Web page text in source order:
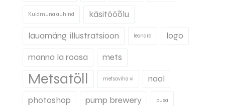
Kuldmuna auhind käsitööõlu
lauamäng. illustratsioon leonard logo
manna la roosa mets
Metsatöll metsaviha vi naal
photoshop pump brewery pusa